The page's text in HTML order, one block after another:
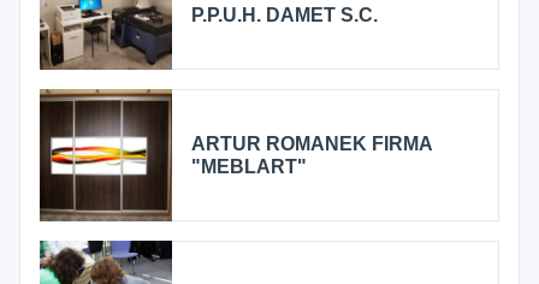
P.P.U.H. DAMET S.C.
ARTUR ROMANEK FIRMA
"MEBLART"